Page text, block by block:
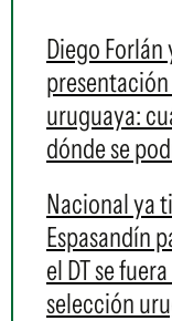
Diego Forlán
uruguaya:
dónde se
Nacional ya
Espasandín
el DT se
selección